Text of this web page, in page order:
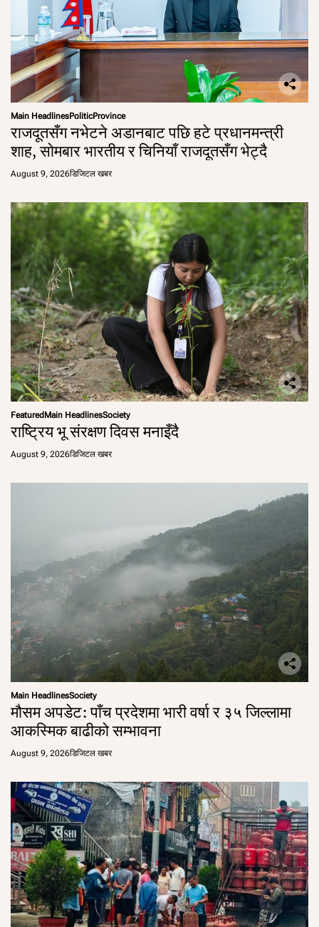
Main HeadlinesPoliticProvince
राजदूतसँग नभेटने अडानबाट पछि हटे प्रधानमन्त्री
शाह, सोमबार भारतीय र चिनियाँ राजदूतसँग भेट्दै
August 9, 2026डिजिटल खबर
FeaturedMain HeadlinesSociety
राष्ट्रिय भू संरक्षण दिवस मनाइँदै
August 9, 2026डिजिटल खबर
Main HeadlinesSociety
मौसम अपडेट: पाँच प्रदेशमा भारी वर्षा र ३५ जिल्लामा
आकस्मिक बाढीको सम्भावना
August 9, 2026डिजिटल खबर